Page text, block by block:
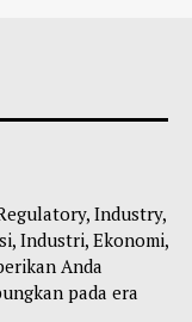
Industry,
Industri, Ekonomi,
Anda
pada era